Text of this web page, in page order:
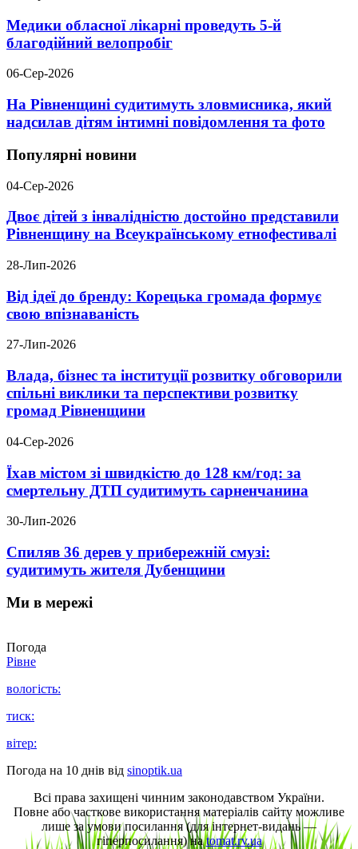
Медики обласної лікарні проведуть 5-й
благодійний велопробіг
06-Сер-2026
На Рівненщині судитимуть зловмисника, який
надсилав дітям інтимні повідомлення та фото
Популярні новини
04-Сер-2026
Двоє дітей з інвалідністю достойно представили
Рівненщину на Всеукраїнському етнофестивалі
28-Лип-2026
Від ідеї до бренду: Корецька громада формує
свою впізнаваність
27-Лип-2026
Влада, бізнес та інституції розвитку обговорили
спільні виклики та перспективи розвитку
громад Рівненщини
04-Сер-2026
Їхав містом зі швидкістю до 128 км/год: за
смертельну ДТП судитимуть сарненчанина
30-Лип-2026
Спиляв 36 дерев у прибережній смузі:
судитимуть жителя Дубенщини
Ми в мережі
Погода
Рівне
вологість:
тиск:
вітер:
Погода на 10 днів від sinoptik.ua
Всі права захищені чинним законодавством України.
Повне або часткове використання матеріалів сайту можливе
лише за умови посилання (для інтернет-видань —
гіперпосилання) наtomat.rv.ua